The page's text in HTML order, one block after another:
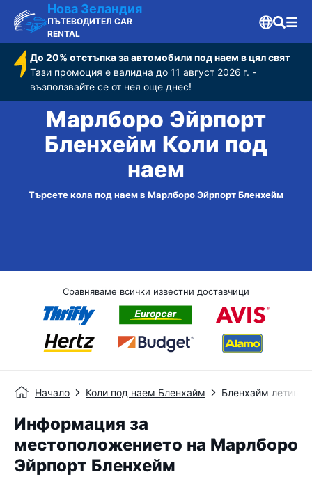
Нова Зеландия
ПЪТЕВОДИТЕЛ CAR
RENTAL
До 20% отстъпка за автомобили под наем в цял свят
Тази промоция е валидна до 11 август 2026 г. -
възползвайте се от нея още днес!
Марлборо Эйрпорт
Бленхейм Коли под
наем
Търсете кола под наем в Марлборо Эйрпорт Бленхейм
Сравняваме всички известни доставчици
Начало Коли под наем Бленхайм Бленхайм летище
Информация за
местоположението на Марлборо
Эйрпорт Бленхейм